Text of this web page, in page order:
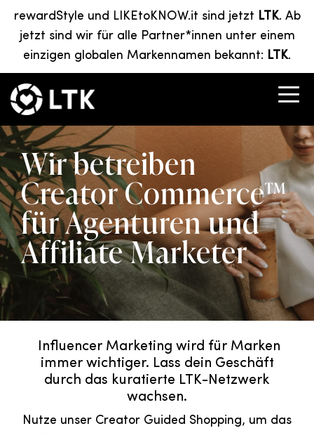
rewardStyle und LIKEtoKNOW.it sind jetzt LTK. Ab
jetzt sind wir für alle Partner*innen unter einem
einzigen globalen Markennamen bekannt: LTK.
Wir betreiben
Creator Commerce™
für Agenturen und
Affiliate Marketer
Influencer Marketing wird für Marken
immer wichtiger. Lass dein Geschäft
durch das kuratierte LTK-Netzwerk
wachsen.
Nutze unser Creator Guided Shopping, um das